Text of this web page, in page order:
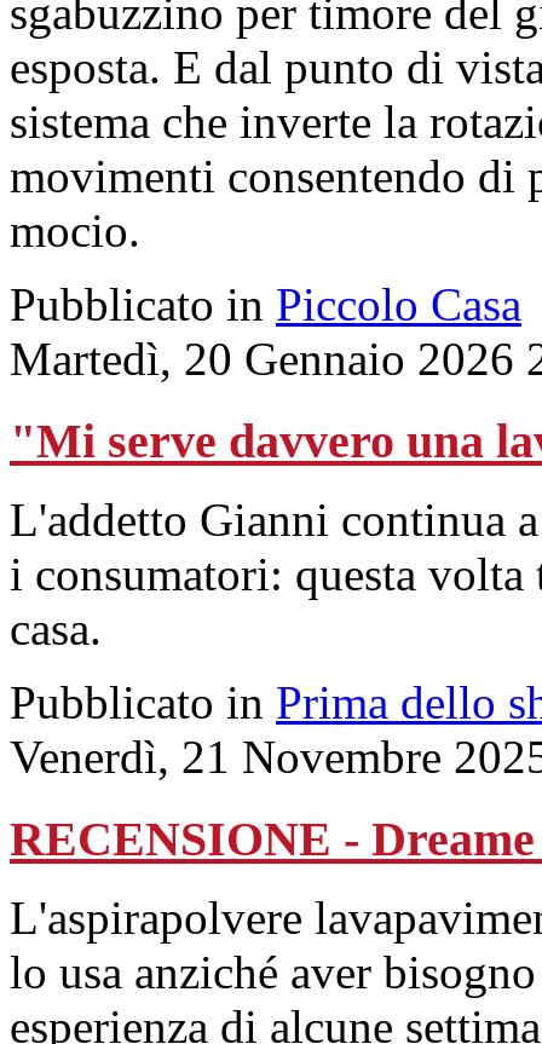
sgabuzzino per timore del
esposta. E dal punto di
sistema che inverte la
movimenti consentendo di
mocio.
Pubblicato in Piccolo Casa
Martedì, 20 Gennaio 2026
"Mi serve davvero una
L'addetto Gianni continua
i consumatori: questa
casa.
Pubblicato in Prima dello
Venerdì, 21 Novembre
RECENSIONE -
L'aspirapolvere
lo usa anziché aver
esperienza di alcune